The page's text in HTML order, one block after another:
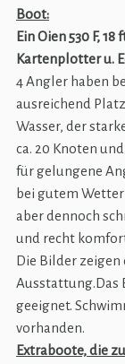
Boot:
Ein Oien 530 F,
Kartenplotter u.
4 Angler haben
ausreichend
Wasser, der
ca. 20 Knoten
für gelungene
bei gutem
aber dennoch
und recht
Die Bilder zeigen
Ausstattung.Das
geeignet.
vorhanden.
Extraboote, die